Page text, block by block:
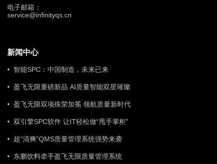
电子邮箱：
service@infinityqs.cn
新闻中心
• 智能SPC：中国制造，未来已来
• 盈飞无限重磅新品 AI质量智能双星璀璨
• 盈飞无限双项殊荣加冕 领航质量新时代
• 双引擎SPC软件 让IT轻松做“甩手掌柜”
• 超“清爽”QMS质量管理系统强势来袭
• 东鹏饮料牵手盈飞无限质量管理系统